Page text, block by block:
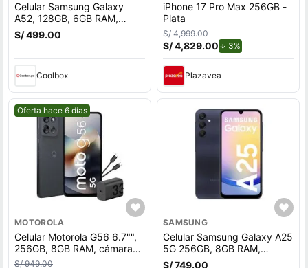
Celular Samsung Galaxy
A52, 128GB, 6GB RAM,
cámara trasera 64MP y
frontal 32MP, 6.5"",
S/ 499.00
Coolbox
iPhone 17 Pro Max 256GB -
Plata
S/ 4,999.00
S/ 4,829.00 3%de descuento.
Plazavea
Mejor precio.
Oferta hace 6 días
MOTOROLA
Celular Motorola G56 6.7"",
256GB, 8GB RAM, cámara
trasera 50MP y frontal
S/ 949.00
SAMSUNG
Celular Samsung Galaxy A25
5G 256GB, 8GB RAM,
cámara trasera 50MP y
S/ 749.00